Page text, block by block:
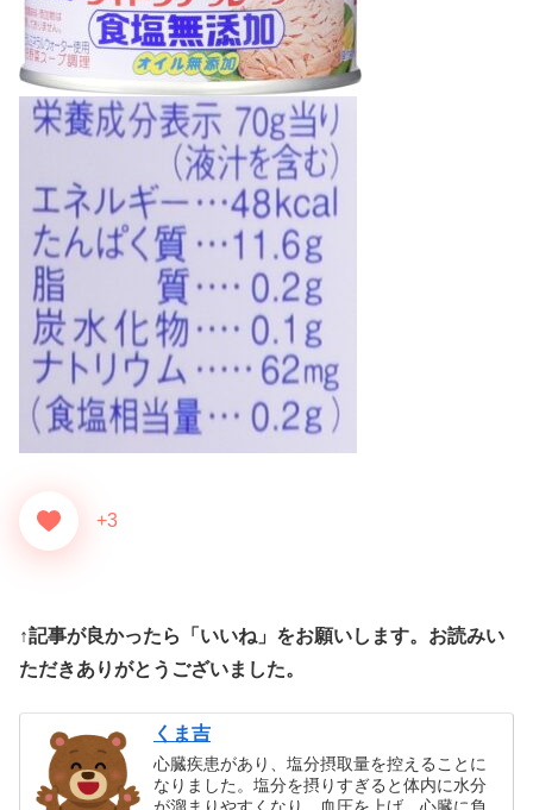
+3
↑記事が良かったら「いいね」をお願いします。お読みい
ただきありがとうございました。
くま吉
心臓疾患があり、塩分摂取量を控えることに
なりました。塩分を摂りすぎると体内に水分